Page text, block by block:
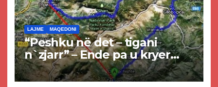
LAJME MAQEDONI
“Peshku në det – tigani
n`zjarr” – Ende pa u kryer
projekti i tunelit, komuna e
Tetovës nis punimet për